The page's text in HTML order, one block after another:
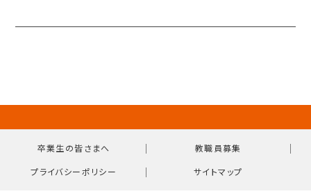
卒業生の皆さまへ ｜ 教職員募集 ｜
プライバシーポリシー ｜ サイトマップ